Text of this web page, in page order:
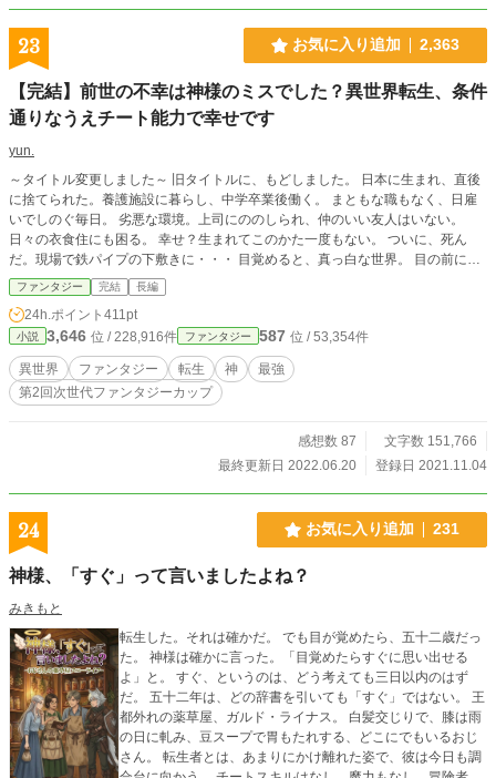
23 お気に入り追加 2,363
【完結】前世の不幸は神様のミスでした？異世界転生、条件
通りなうえチート能力で幸せです
yun.
～タイトル変更しました～ 旧タイトルに、もどしました。 日本に生まれ、直後
に捨てられた。養護施設に暮らし、中学卒業後働く。 まともな職もなく、日雇
いでしのぐ毎日。 劣悪な環境。上司にののしられ、仲のいい友人はいない。
日々の衣食住にも困る。 幸せ？生まれてこのかた一度もない。 ついに、死ん
だ。現場で鉄パイプの下敷きに・・・ 目覚めると、真っ白な世界。 目の前には
神々しい人。 地球の神がサボった？だから幸せが１度もなかったと・・・ 短編
→長編に変更しました。 R4.6.20 完結しました。 長らくお読みいただき、あ
りがとうございました。
ファンタジー 完結 長編
24h.ポイント 411pt
小説 3,646 位 / 228,916件 ファンタジー 587 位 / 53,354件
異世界 ファンタジー 転生 神
最強
第2回次世代ファンタジーカップ
感想数 87
文字数 151,766
最終更新日 2022.06.20
登録日 2021.11.04
24 お気に入り追加 231
神様、「すぐ」って言いましたよね？
みきもと
転生した。それは確かだ。 でも目が覚めたら、五十二歳だっ
た。 神様は確かに言った。「目覚めたらすぐに思い出せる
よ」と。 すぐ、というのは、どう考えても三日以内のはず
だ。 五十二年は、どの辞書を引いても「すぐ」ではない。 王
都外れの薬草屋、ガルド・ライナス。 白髪交じりで、膝は雨
の日に軋み、豆スープで胃もたれする、どこにでもいるおじ
さん。 転生者とは、あまりにかけ離れた姿で、彼は今日も調